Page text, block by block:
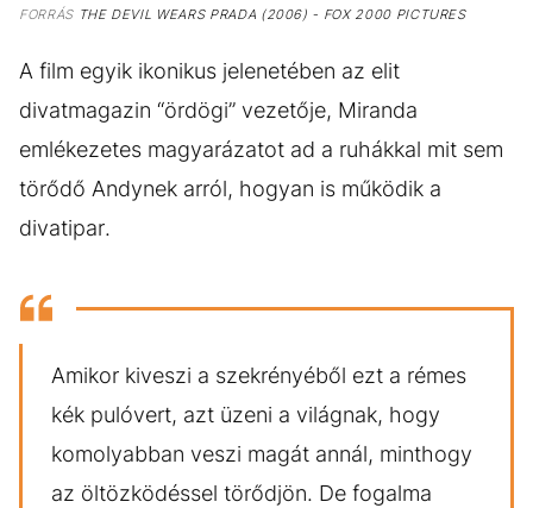
FORRÁSTHE DEVIL WEARS PRADA (2006) - FOX 2000 PICTURES
A film egyik ikonikus jelenetében az elit
divatmagazin “ördögi” vezetője, Miranda
emlékezetes magyarázatot ad a ruhákkal mit sem
törődő Andynek arról, hogyan is működik a
divatipar.
Amikor kiveszi a szekrényéből ezt a rémes
kék pulóvert, azt üzeni a világnak, hogy
komolyabban veszi magát annál, minthogy
az öltözködéssel törődjön. De fogalma